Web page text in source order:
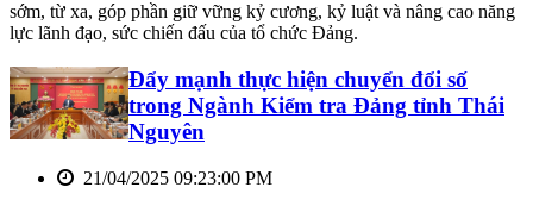
sớm, từ xa, góp phần giữ vững kỷ cương, kỷ luật và nâng cao năng
lực lãnh đạo, sức chiến đấu của tổ chức Đảng.
Đẩy mạnh thực hiện chuyển đổi số
trong Ngành Kiểm tra Đảng tỉnh Thái
Nguyên
21/04/2025 09:23:00 PM